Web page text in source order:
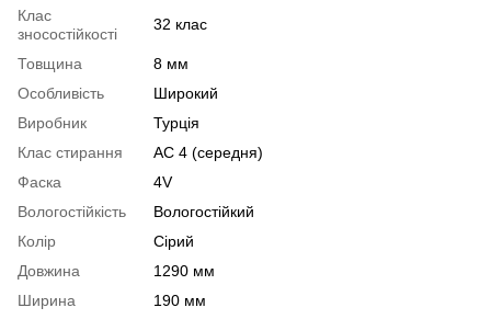
Клас
зносостійкості
32 клас
Товщина
8 мм
Особливість
Широкий
Виробник
Турція
Клас стирання
АС 4 (середня)
Фаска
4V
Вологостійкість
Вологостійкий
Колір
Сірий
Довжина
1290 мм
Ширина
190 мм